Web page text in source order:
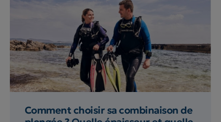
Comment choisir sa combinaison de